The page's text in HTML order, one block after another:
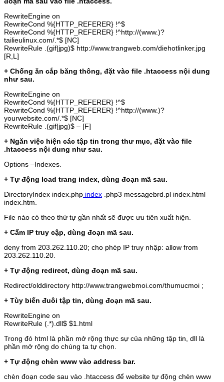
RewriteEngine on
RewriteCond %{HTTP_REFERER} !^$
RewriteCond %{HTTP_REFERER} !^http://(www.)?
tailieulinux.com/.*$ [NC]
RewriteRule .(gif|jpg)$ http://www.trangweb.com/diehotlinker.jpg
[R,L]
+ Chống ăn cắp băng thông, đặt vào file .htaccess nội dung
như sau.
RewriteEngine on
RewriteCond %{HTTP_REFERER} !^$
RewriteCond %{HTTP_REFERER} !^http://(www.)?
yourwebsite.com/.*$ [NC]
RewriteRule .(gif|jpg)$ – [F]
+ Ngăn việc hiện các tập tin trong thư mục, đặt vào file
.htaccess nội dung như sau.
Options –Indexes.
+ Tự động load trang index, dùng đoạn mã sau.
DirectoryIndex index.php index .php3 messagebrd.pl index.html
index.htm.
File nào có theo thứ tự gần nhất sẽ được ưu tiên xuất hiện.
+ Cấm IP truy cập, dùng đoạn mã sau.
deny from 203.262.110.20; cho phép IP truy nhập: allow from
203.262.110.20.
+ Tự động redirect, dùng đoạn mã sau.
Redirect/olddirectory http://www.trangwebmoi.com/thumucmoi ;
+ Tùy biến đuôi tập tin, dùng đoạn mã sau.
RewriteEngine on
RewriteRule (.*).dll$ $1.html
Trong đó html là phần mở rộng thực sự của những tập tin, dll là
phần mở rộng do chúng ta tự chọn.
+ Tự động chèn www vào address bar.
chèn đoạn code sau vào .htaccess để website tự động chèn www